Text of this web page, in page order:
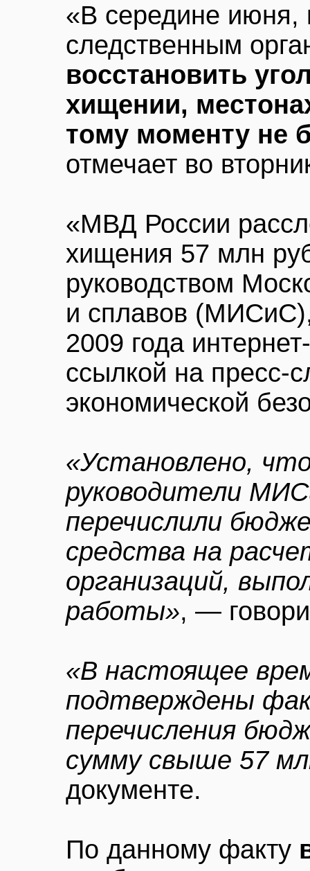
«В середине июня,
следственным
восстановить
хищении,
тому моменту не
отмечает во
«МВД России
хищения 57 млн
руководством
и сплавов
2009 года
ссылкой на пресс-
экономической
«Установлено,
руководители
перечислили
средства на
организаций,
работы», —
«В настоящее
подтверждены
перечисления
сумму свыше 57
документе.
По данному факту